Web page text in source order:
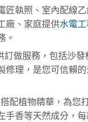
匠執照、室內配線
廠、家庭提供水電工
。
訂做服務，包括沙
修理，是您可信賴
配植物精華，為您
香等天然成分，